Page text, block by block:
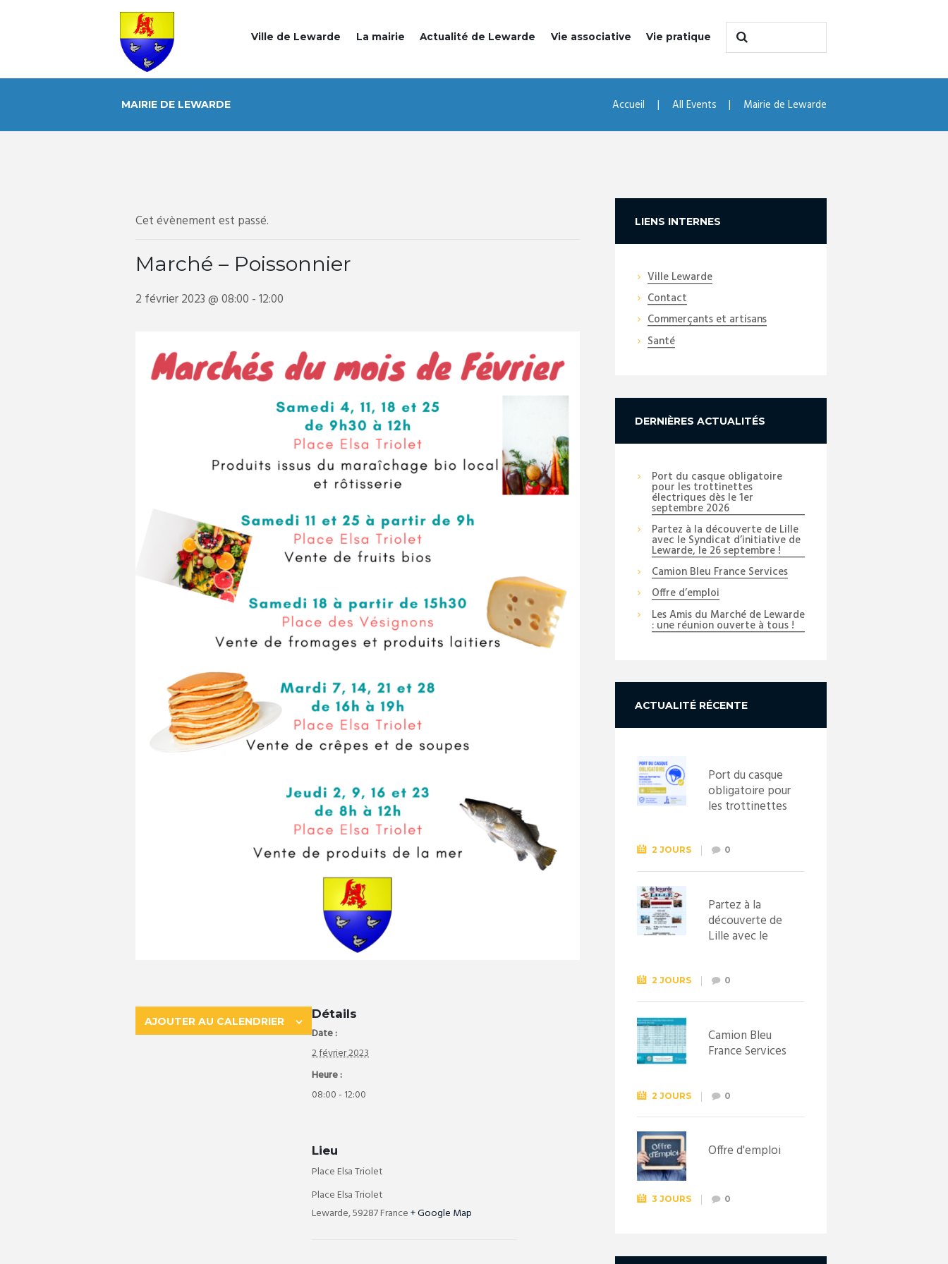
Ville de Lewarde La mairie Actualité de Lewarde Vie associative Vie pratique
MAIRIE DE LEWARDE Accueil All Events Mairie de Lewarde
Cet évènement est passé.
Marché – Poissonnier
2 février 2023 @ 08:00 -12:00
AJOUTER AU CALENDRIER
Détails
Date :
2 février 2023
Heure :
08:00 - 12:00
Lieu
Place Elsa Triolet
Place Elsa Triolet
Lewarde,59287France+ Google Map
LIENS INTERNES
Ville Lewarde
Contact
Commerçants et artisans
Santé
DERNIÈRES ACTUALITÉS
Port du casque obligatoire
pour les trottinettes
électriques dès le 1er
septembre 2026
Partez à la découverte de Lille
avec le Syndicat d’initiative de
Lewarde, le 26 septembre !
Camion Bleu France Services
Offre d’emploi
Les Amis du Marché de Lewarde
: une réunion ouverte à tous !
ACTUALITÉ RÉCENTE
Port du casque
obligatoire pour
les trottinettes
septembre
2026
2 JOURS 0
Partez à la
découverte de
Lille avec le
Lewarde, le 26
septembre !
2 JOURS 0
Camion Bleu
France Services
2 JOURS 0
Offre d'emploi
3 JOURS 0